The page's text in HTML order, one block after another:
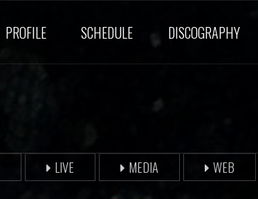
PROFILE SCHEDULE DISCOGRAPHY
LIVE MEDIA WEB